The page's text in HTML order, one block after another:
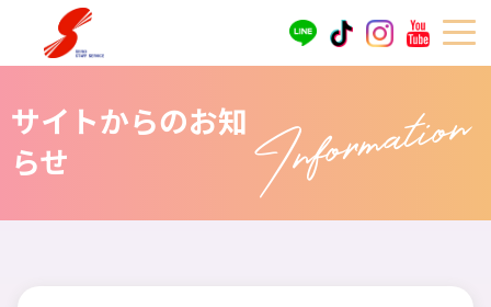
サイトからのお知
らせ
Information